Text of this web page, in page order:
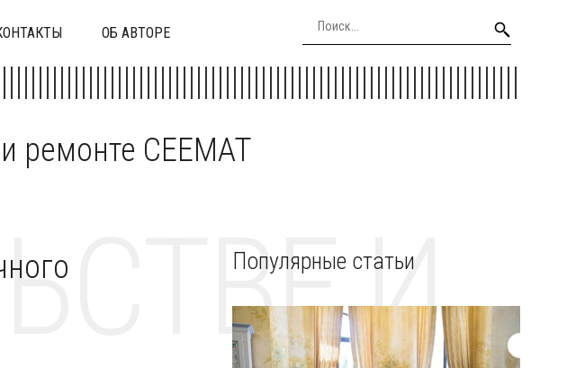
ОБ АВТОРЕ
ремонте CEEMAT
И
Популярные статьи